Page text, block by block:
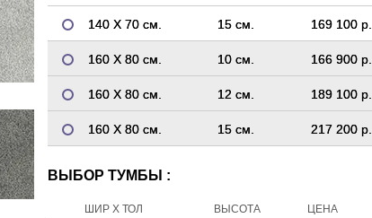
140 Х 70 см. 15 см. 169 100 р.
160 Х 80 см. 10 см. 166 900 р.
160 Х 80 см. 12 см. 189 100 р.
160 Х 80 см. 15 см. 217 200 р.
ВЫБОР ТУМБЫ :
ШИР Х ТОЛ ВЫСОТА ЦЕНА